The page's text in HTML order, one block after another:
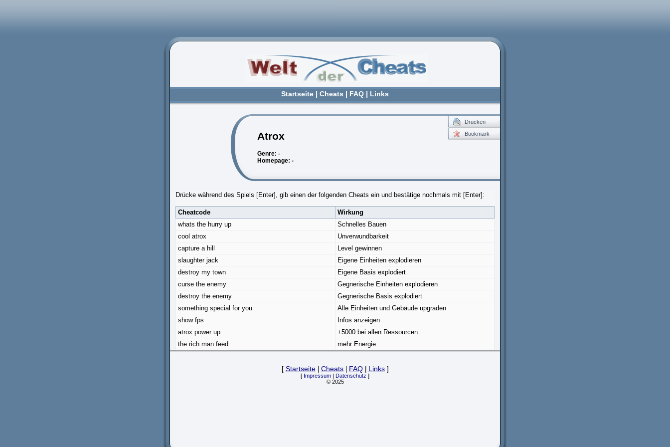
Startseite Cheats FAQ Links
Drucken
Bookmark
Atrox
Genre: -
Homepage: -
Drücke während des Spiels [Enter], gib einen der folgenden Cheats ein und bestätige nochmals mit [Enter]:
Cheatcode
Wirkung
whats the hurry up
Schnelles Bauen
cool atrox
Unverwundbarkeit
capture a hill
Level gewinnen
slaughter jack
Eigene Einheiten explodieren
destroy my town
Eigene Basis explodiert
curse the enemy
Gegnerische Einheiten explodieren
destroy the enemy
Gegnerische Basis explodiert
something special for you
Alle Einheiten und Gebäude upgraden
show fps
Infos anzeigen
atrox power up
+5000 bei allen Ressourcen
the rich man feed
mehr Energie
[ Startseite| Cheats| FAQ| Links]
[ Impressum | Datenschutz ]
© 2025